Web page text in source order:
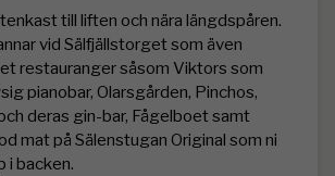
till liften och nära längdspåren.
vid Sälfjällstorget som även
restauranger såsom Viktors som
pianobar, Olarsgården, Pinchos,
deras gin-bar, Fågelboet samt
mat på Sälenstugan Original som ni
i backen.